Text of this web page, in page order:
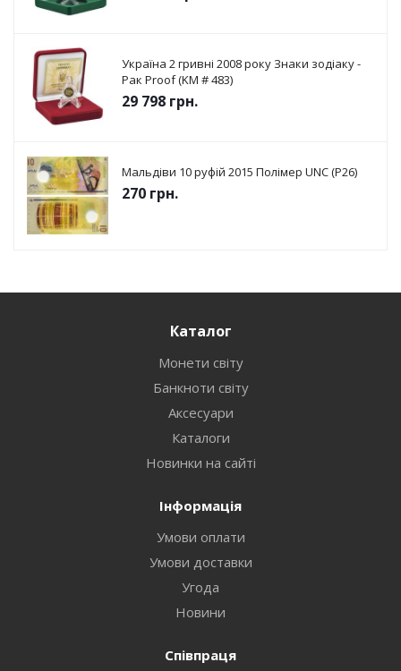
Україна 2 гривні 2008 року Знаки зодіаку -
Рак Proof (KM # 483)
29 798 грн.
Мальдіви 10 руфій 2015 Полімер UNC (P26)
270 грн.
Каталог
Монети світу
Банкноти світу
Аксесуари
Каталоги
Новинки на сайті
Інформація
Умови оплати
Умови доставки
Угода
Новини
Співпраця